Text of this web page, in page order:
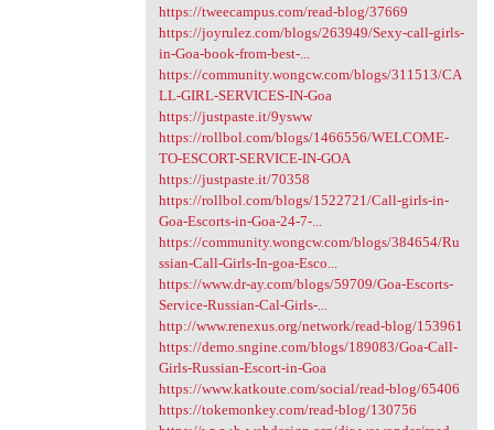
https://tweecampus.com/read-blog/37669
https://joyrulez.com/blogs/263949/Sexy-call-girls-
in-Goa-book-from-best-...
https://community.wongcw.com/blogs/311513/CA
LL-GIRL-SERVICES-IN-Goa
https://justpaste.it/9ysww
https://rollbol.com/blogs/1466556/WELCOME-
TO-ESCORT-SERVICE-IN-GOA
https://justpaste.it/70358
https://rollbol.com/blogs/1522721/Call-girls-in-
Goa-Escorts-in-Goa-24-7-...
https://community.wongcw.com/blogs/384654/Ru
ssian-Call-Girls-In-goa-Esco...
https://www.dr-ay.com/blogs/59709/Goa-Escorts-
Service-Russian-Cal-Girls-...
http://www.renexus.org/network/read-blog/153961
https://demo.sngine.com/blogs/189083/Goa-Call-
Girls-Russian-Escort-in-Goa
https://www.katkoute.com/social/read-blog/65406
https://tokemonkey.com/read-blog/130756